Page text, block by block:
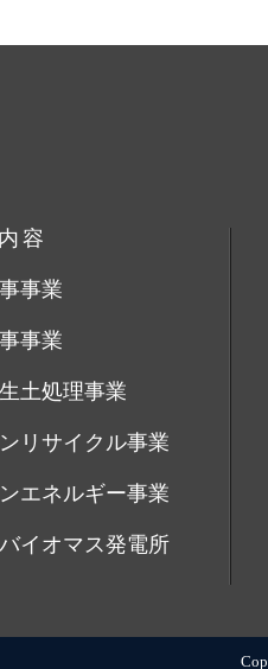
容
事業
事業
土処理事業
リサイクル事業
エネルギー事業
イオマス発電所